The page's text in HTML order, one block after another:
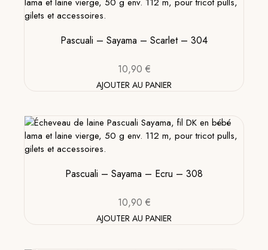
Pascuali – Sayama – Scarlet – 304
10,90 €
AJOUTER AU PANIER
Pascuali – Sayama – Ecru – 308
10,90 €
AJOUTER AU PANIER